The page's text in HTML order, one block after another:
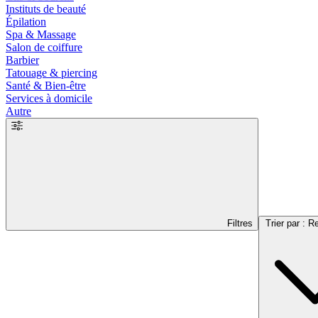
Instituts de beauté
Épilation
Spa & Massage
Salon de coiffure
Barbier
Tatouage & piercing
Santé & Bien-être
Services à domicile
Autre
Filtres